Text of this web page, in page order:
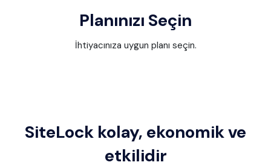
Planınızı Seçin
İhtiyacınıza uygun planı seçin.
SiteLock kolay, ekonomik ve
etkilidir